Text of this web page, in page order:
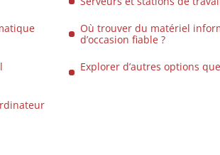
Où trouver du matériel
d’occasion fiable ?
Explorer d’autres options